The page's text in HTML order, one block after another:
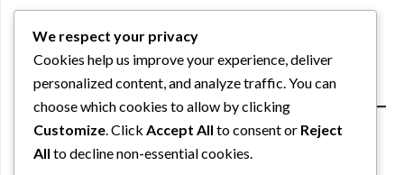
We respect your privacy
Cookies help us improve your experience, deliver
personalized content, and analyze traffic. You can
choose which cookies to allow by clicking
Customize . Click Accept All to consent or Reject
All to decline non-essential cookies.